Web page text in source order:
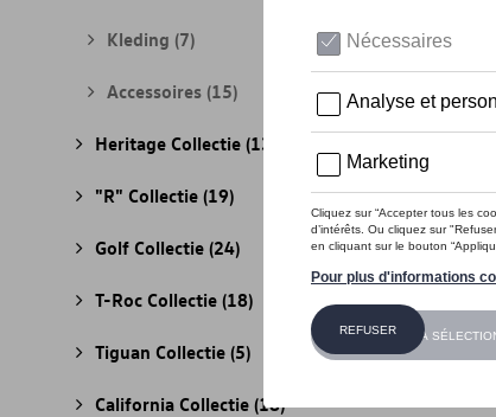
Kleding (7)
Accessoires (15)
Heritage Collectie (13)
"R" Collectie (19)
Golf Collectie (24)
T-Roc Collectie (18)
Tiguan Collectie (5)
California Collectie (18)
VW